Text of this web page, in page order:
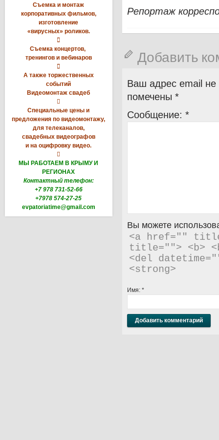
Съемка и монтаж
корпоративных фильмов,
изготовление
«вирусных» роликов.

Съемка концертов,
тренингов и вебинаров

А также торжественных
событий
Видеомонтаж свадеб

Специальные цены и
предложения по видеомонтажу,
для телеканалов,
свадебных видеографов
и на оцифровку видео.

МЫ РАБОТАЕМ В КРЫМУ И
РЕГИОНАХ
Контактный телефон:
+7 978 731-52-66
+7978 574-27-25
evpatoriatime@gmail.com
Репортаж
Добавить
Ваш адрес email не
помечены *
Сообщение: *
Вы можете
<a href=""
title=""> <b>
<del
<strong>
Имя: *